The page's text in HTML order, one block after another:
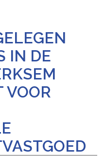
IN DE
VOOR